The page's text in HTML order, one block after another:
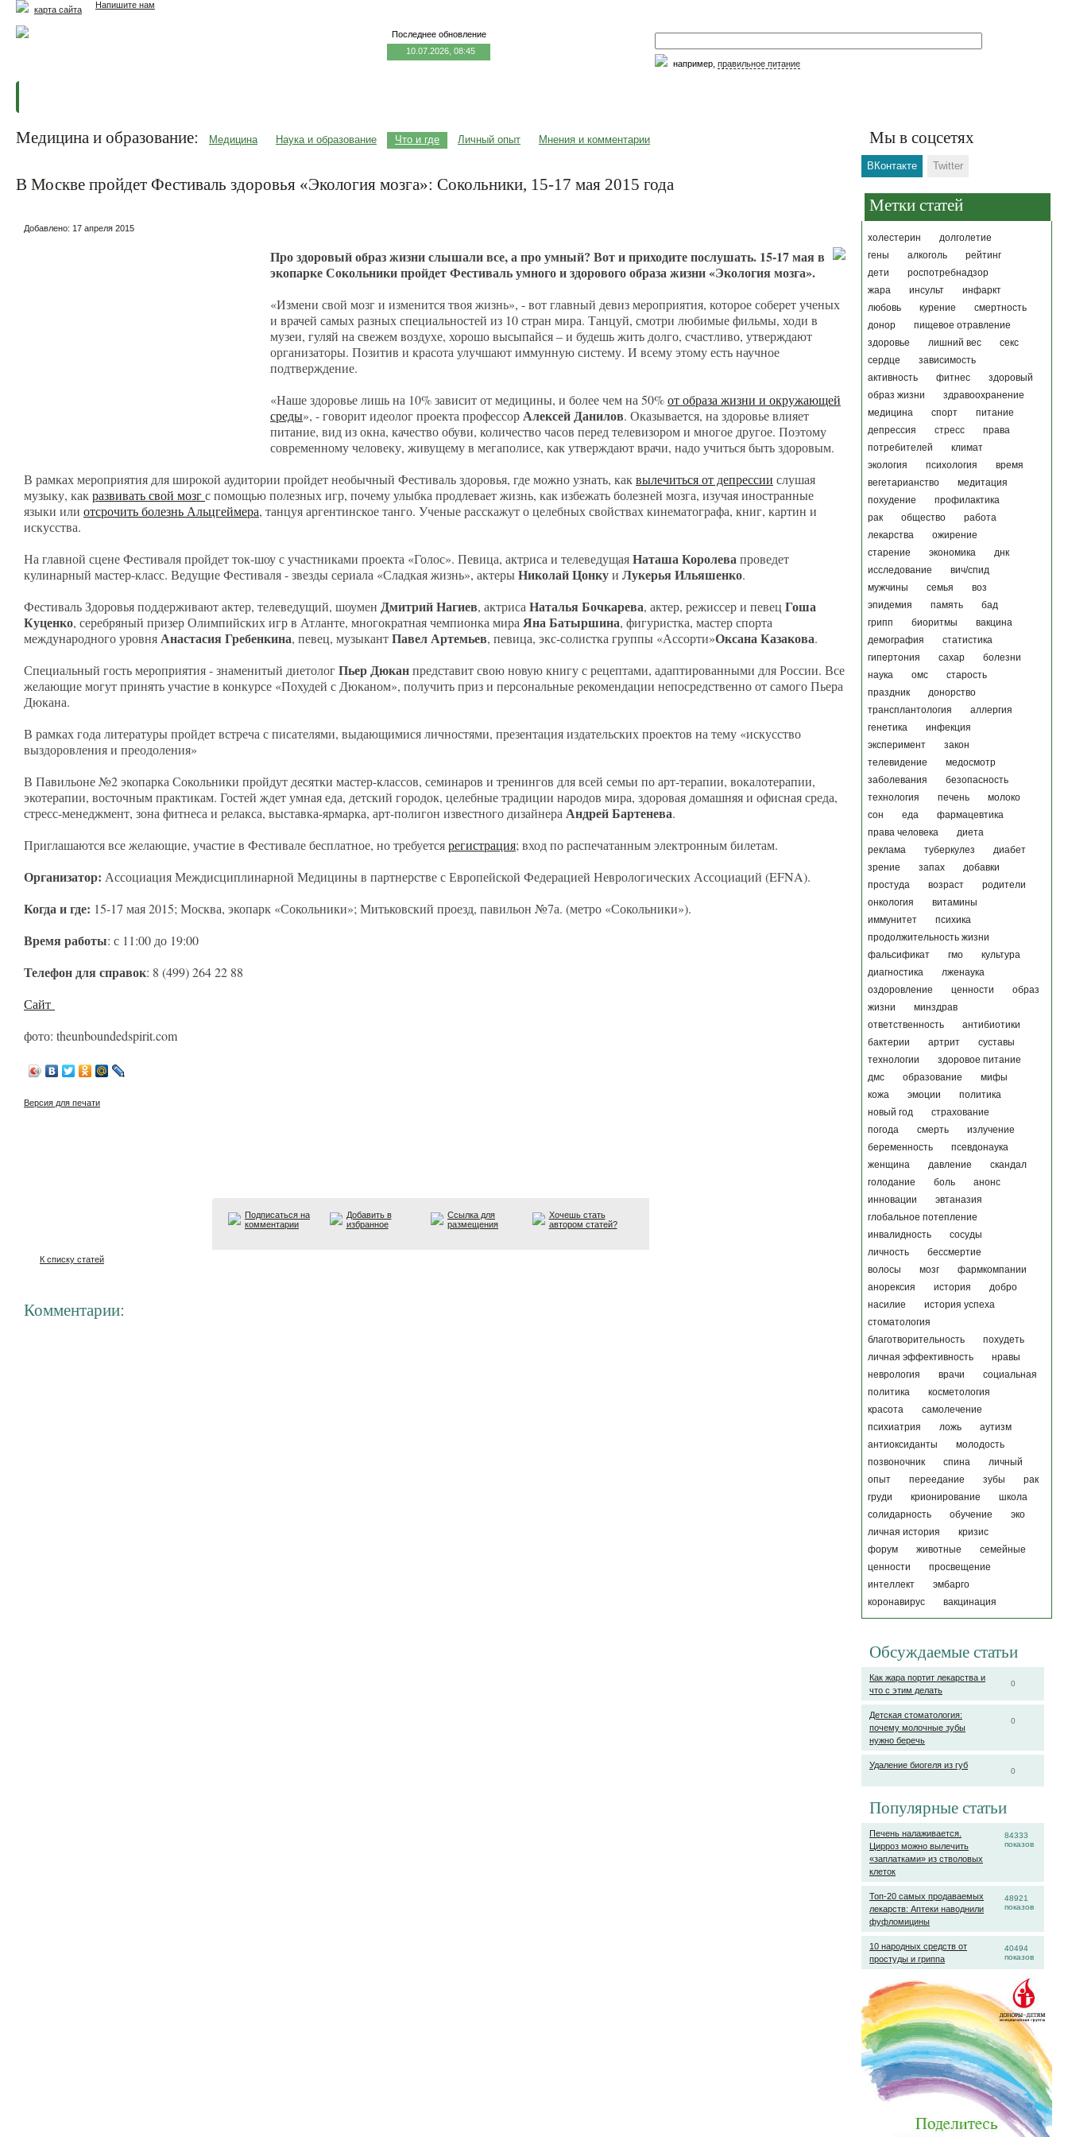
Напишите нам
например, правильное питание
карта сайта
Последнее обновление
10.07.2026, 08:45
Мы в соцсетях
ВКонтакте Twitter
Метки статей
холестерин
долголетие
гены
алкоголь
рейтинг
дети
роспотребнадзор
жара
инсульт
инфаркт
любовь
курение
смертность
донор
пищевое отравление
здоровье
лишний вес
секс
сердце
зависимость
активность
фитнес
здоровый
образ жизни
здравоохранение
медицина
спорт
питание
депрессия
стресс
права
потребителей
климат
экология
психология
время
вегетарианство
медитация
похудение
профилактика
рак
общество
работа
лекарства
ожирение
старение
экономика
днк
исследование
вич/спид
мужчины
семья
воз
эпидемия
память
бад
грипп
биоритмы
вакцина
демография
статистика
гипертония
сахар
болезни
наука
омс
старость
праздник
донорство
трансплантология
аллергия
генетика
инфекция
эксперимент
закон
телевидение
медосмотр
заболевания
безопасность
технология
печень
молоко
сон
еда
фармацевтика
права человека
диета
реклама
туберкулез
диабет
зрение
запах
добавки
простуда
возраст
родители
онкология
витамины
иммунитет
психика
продолжительность жизни
фальсификат
гмо
культура
диагностика
лженаука
оздоровление
ценности
образ
жизни
минздрав
ответственность
антибиотики
бактерии
артрит
суставы
технологии
здоровое питание
дмс
образование
мифы
кожа
эмоции
политика
новый год
страхование
погода
смерть
излучение
беременность
псевдонаука
женщина
давление
скандал
голодание
боль
анонс
инновации
эвтаназия
глобальное потепление
инвалидность
сосуды
личность
бессмертие
волосы
мозг
фармкомпании
анорексия
история
добро
насилие
история успеха
стоматология
благотворительность
похудеть
личная эффективность
нравы
неврология
врачи
социальная
политика
косметология
красота
самолечение
психиатрия
ложь
аутизм
антиоксиданты
молодость
позвоночник
спина
личный
опыт
переедание зубы
рак
груди
крионирование
школа
солидарность
обучение
эко
личная история
кризис
форум
животные
семейные
ценности
просвещение
интеллект
эмбарго
коронавирус
вакцинация
Обсуждаемые статьи
0
Как жара портит лекарства и
что с этим делать
0
Детская стоматология:
почему молочные зубы
нужно беречь
0
Удаление биогеля из губ
Популярные статьи
84333
показов
Печень налаживается.
Цирроз можно вылечить
«заплатками» из стволовых
клеток
48921
показов
Топ-20 самых продаваемых
лекарств: Аптеки наводнили
фуфломицины
40494
показов
10 народных средств от
простуды и гриппа
Медицина и образование: Медицина Наука и образование Что и где Личный опыт Мнения и комментарии
В Москве пройдет Фестиваль здоровья «Экология мозга»: Cокольники, 15-17 мая 2015 года
Добавлено: 17 апреля 2015
Про здоровый образ жизни слышали все, а про умный? Вот и приходите послушать. 15-17 мая в
экопарке Сокольники пройдет Фестиваль умного и здорового образа жизни «Экология мозга».
«Измени свой мозг и изменится твоя жизнь», - вот главный девиз мероприятия, которое соберет ученых
и врачей самых разных специальностей из 10 стран мира. Танцуй, смотри любимые фильмы, ходи в
музеи, гуляй на свежем воздухе, хорошо высыпайся – и будешь жить долго, счастливо, утверждают
организаторы. Позитив и красота улучшают иммунную систему. И всему этому есть научное
подтверждение.
«Наше здоровье лишь на 10% зависит от медицины, и более чем на 50%от образа жизни и окружающей
среды», - говорит идеолог проекта профессорАлексей Данилов. Оказывается, на здоровье влияет
питание, вид из окна, качество обуви, количество часов перед телевизором и многое другое. Поэтому
современному человеку, живущему в мегаполисе, как утверждают врачи, надо учиться быть здоровым.
В рамках мероприятия для широкой аудитории пройдет необычный Фестиваль здоровья, где можно узнать, каквылечиться от депрессии слушая
музыку, какразвивать свой мозгс помощью полезных игр, почему улыбка продлевает жизнь, как избежать болезней мозга, изучая иностранные
языки или отсрочить болезнь Альцгеймера, танцуя аргентинское танго. Ученые расскажут о целебных свойствах кинематографа, книг, картин и
искусства.
На главной сцене Фестиваля пройдет ток-шоу с участниками проекта «Голос». Певица, актриса и телеведущаяНаташа Королевапроведет
кулинарный мастер-класс. Ведущие Фестиваля - звезды сериала «Сладкая жизнь», актерыНиколай Цонкуи Лукерья Ильяшенко.
Фестиваль Здоровья поддерживают актер, телеведущий, шоумен Дмитрий Нагиев, актриса Наталья Бочкарева, актер, режиссер и певец Гоша
Куценко, серебряный призер Олимпийских игр в Атланте, многократная чемпионка мира Яна Батыршина, фигуристка, мастер спорта
международного уровняАнастасия Гребенкина, певец, музыкантПавел Артемьев, певица, экс-солистка группы «Ассорти»Оксана Казакова.
Специальный гость мероприятия - знаменитый диетологПьер Дюканпредставит свою новую книгу с рецептами, адаптированными для России. Все
желающие могут принять участие в конкурсе «Похудей с Дюканом», получить приз и персональные рекомендации непосредственно от самого Пьера
Дюкана.
В рамках года литературы пройдет встреча с писателями, выдающимися личностями, презентация издательских проектов на тему «искусство
выздоровления и преодоления»
В Павильоне №2 экопарка Сокольники пройдут десятки мастер-классов, семинаров и тренингов для всей семьи по арт-терапии, вокалотерапии,
экотерапии, восточным практикам. Гостей ждет умная еда, детский городок, целебные традиции народов мира, здоровая домашняя и офисная среда,
стресс-менеджмент, зона фитнеса и релакса, выставка-ярмарка, арт-полигон известного дизайнера Андрей Бартенева.
Приглашаются все желающие, участие в Фестивале бесплатное, но требуетсярегистрация; вход по распечатанным электронным билетам.
Организатор: Ассоциация Междисциплинарной Медицины в партнерстве с Европейской Федерацией Неврологических Ассоциаций (EFNA).
Когда и где: 15-17 мая 2015; Москва, экопарк «Сокольники»; Митьковский проезд, павильон №7а. (метро «Сокольники»).
Время работы: с 11:00 до 19:00
Телефон для справок: 8 (499) 264 22 88
Сайт
фото: theunboundedspirit.com
Версия для печати
Подписаться на
комментарии
Добавить в
избранное
Ссылка для
размещения
Хочешь стать
автором статей?
К списку статей
Комментарии: